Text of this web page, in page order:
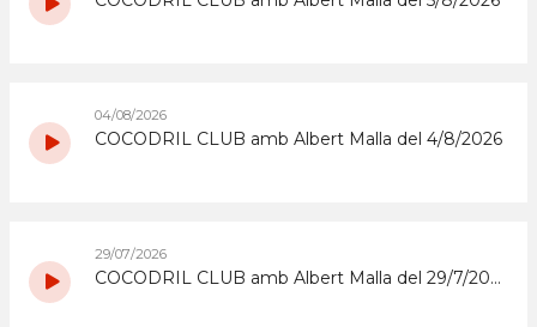
04/08/2026
COCODRIL CLUB amb Albert Malla del 4/8/2026
29/07/2026
COCODRIL CLUB amb Albert Malla del 29/7/2026